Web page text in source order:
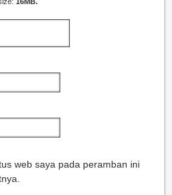
web saya pada peramban ini